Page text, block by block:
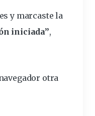
y marcaste la
iniciada”,
otra